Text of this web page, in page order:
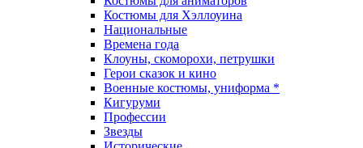
Костюмы для Хэллоуина
Национальные
Времена года
Клоуны, скоморохи, петрушки
Герои сказок и кино
Военные костюмы, униформа *
Кигуруми
Профессии
Звезды